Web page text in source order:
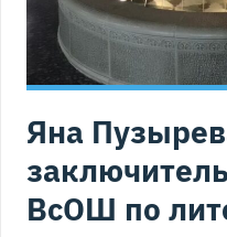
Яна
ВсОШ по